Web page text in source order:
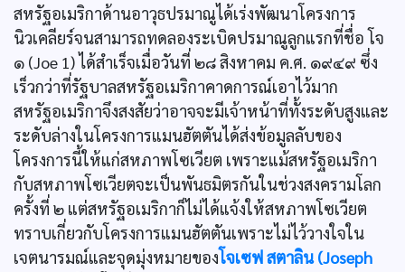
สหรัฐอเมริกาด้านอาวุธปรมาณูได้เร่งพัฒนาโครงการ
นิวเคลียร์จนสามารถทดลองระเบิดปรมาณูลูกแรกที่ชื่อ โจ
๑ (Joe 1) ได้สำเร็จเมื่อวันที่ ๒๘ สิงหาคม ค.ศ. ๑๙๔๙ ซึ่ง
เร็วกว่าที่รัฐบาลสหรัฐอเมริกาคาดการณ์เอาไว้มาก
สหรัฐอเมริกาจึงสงสัยว่าอาจจะมีเจ้าหน้าที่ทั้งระดับสูงและ
ระดับล่างในโครงการแมนฮัตตันได้ส่งข้อมูลลับของ
โครงการนี้ให้แก่สหภาพโซเวียต เพราะแม้สหรัฐอเมริกา
กับสหภาพโซเวียตจะเป็นพันธมิตรกันในช่วงสงครามโลก
ครั้งที่ ๒ แต่สหรัฐอเมริกาก็ไม่ได้แจ้งให้สหภาพโซเวียต
ทราบเกี่ยวกับโครงการแมนฮัตตันเพราะไม่ไว้วางใจใน
เจตนารมณ์และจุดมุ่งหมายของโจเซฟ สตาลิน (Joseph